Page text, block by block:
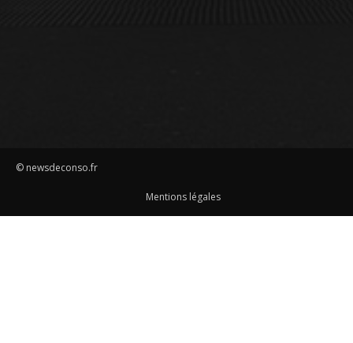
© newsdeconso.fr
Mentions légales